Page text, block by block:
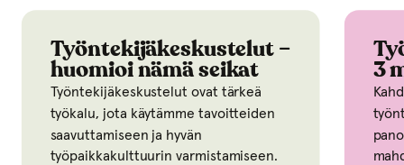
Työntekijäkeskustelut –
huomioi nämä seikat
Työntekijäkeskustelut ovat tärkeä
työkalu, jota käytämme tavoitteiden
saavuttamiseen ja hyvän
työpaikkakulttuurin varmistamiseen.
3